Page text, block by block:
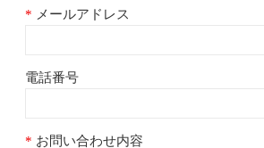
メールアドレス
電話番号
お問い合わせ内容